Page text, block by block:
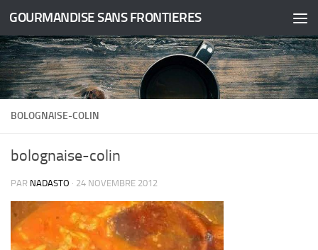
Skip to content
GOURMANDISE SANS FRONTIERES
BOLOGNAISE-COLIN
bolognaise-colin
PAR NADASTO · 24 NOVEMBRE 2012